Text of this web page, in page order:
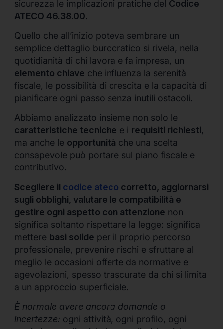
sicurezza le implicazioni pratiche del Codice
ATECO 46.38.00.
Quello che all’inizio poteva sembrare un
semplice dettaglio burocratico si rivela, nella
quotidianità di chi lavora e fa impresa, un
elemento chiave che influenza la serenità
fiscale, le possibilità di crescita e la capacità di
pianificare ogni passo senza inutili ostacoli.
Abbiamo analizzato insieme non solo le
caratteristiche tecniche e i requisiti richiesti,
ma anche le opportunità che una scelta
consapevole può portare sul piano fiscale e
contributivo.
Scegliere il codice ateco corretto, aggiornarsi
sugli obblighi, valutare le compatibilità e
gestire ogni aspetto con attenzione non
significa soltanto rispettare la legge: significa
mettere basi solide per il proprio percorso
professionale, prevenire rischi e sfruttare al
meglio le occasioni offerte da normative e
agevolazioni, spesso trascurate da chi si limita
a un approccio superficiale.
È normale avere ancora domande o
incertezze: ogni attività, ogni profilo, ogni